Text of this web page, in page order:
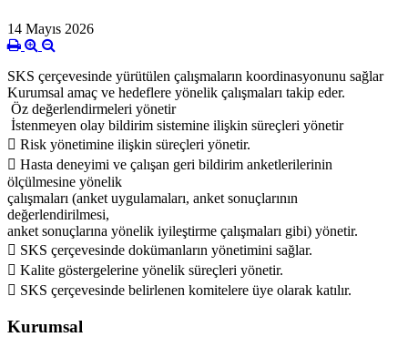
14 Mayıs 2026
SKS çerçevesinde yürütülen çalışmaların koordinasyonunu sağlar
Kurumsal amaç ve hedeflere yönelik çalışmaları takip eder.
Öz değerlendirmeleri yönetir
İstenmeyen olay bildirim sistemine ilişkin süreçleri yönetir
 Risk yönetimine ilişkin süreçleri yönetir.
 Hasta deneyimi ve çalışan geri bildirim anketlerilerinin
ölçülmesine yönelik
çalışmaları (anket uygulamaları, anket sonuçlarının
değerlendirilmesi,
anket sonuçlarına yönelik iyileştirme çalışmaları gibi) yönetir.
 SKS çerçevesinde dokümanların yönetimini sağlar.
 Kalite göstergelerine yönelik süreçleri yönetir.
 SKS çerçevesinde belirlenen komitelere üye olarak katılır.
Kurumsal